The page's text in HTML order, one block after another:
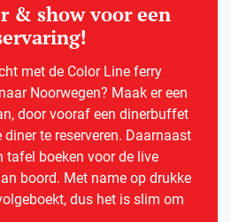
& show voor een
met de Color Line ferry
Noorwegen? Maak er een
door vooraf een dinerbuffet
te reserveren. Daarnaast
tafel boeken voor de live
boord. Met name op drukke
dus het is slim om